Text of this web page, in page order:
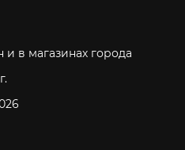
в магазинах города